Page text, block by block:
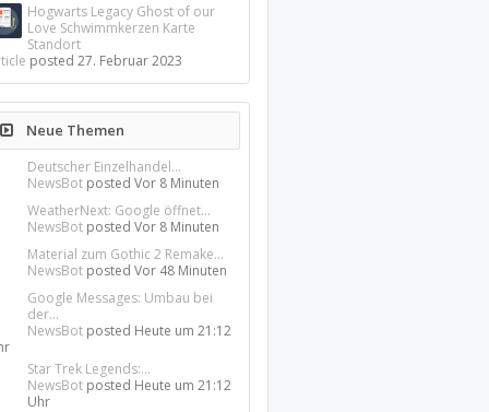
Hogwarts Legacy Ghost of our
Love Schwimmkerzen Karte
Standort
posted27. Februar 2023
Neue Themen
Deutscher Einzelhandel...
NewsBot postedVor 8 Minuten
WeatherNext: Google öffnet...
NewsBot postedVor 8 Minuten
Material zum Gothic 2 Remake...
NewsBot postedVor 48 Minuten
Google Messages: Umbau bei
der...
NewsBot posted Heute um 21:12
Star Trek Legends:...
NewsBot posted Heute um 21:12
Uhr